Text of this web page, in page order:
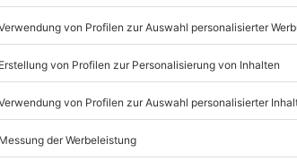
Listenansicht
in Großansicht